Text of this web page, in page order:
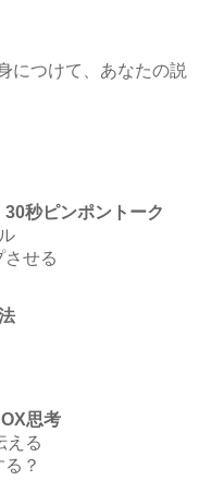
につけて、あなたの説
秒ピンポントーク
せる
思考
える
？